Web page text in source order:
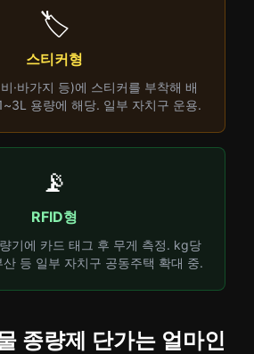
🏷️
스티커형
·바가지 등)에 스티커를 부착해 배
용량에 해당. 일부 자치구 운용.
📡
RFID형
기에 카드 태그 후 무게 측정. kg당
산 등 일부 자치구 공동주택 확대 중.
종량제 단가는 얼마인